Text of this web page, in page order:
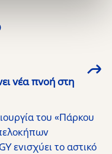
νέα πνοή στη
του «Πάρκου
ενισχύει το αστικό